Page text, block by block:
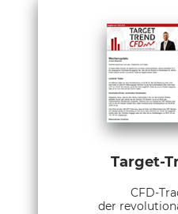
Target-
CFD-
der